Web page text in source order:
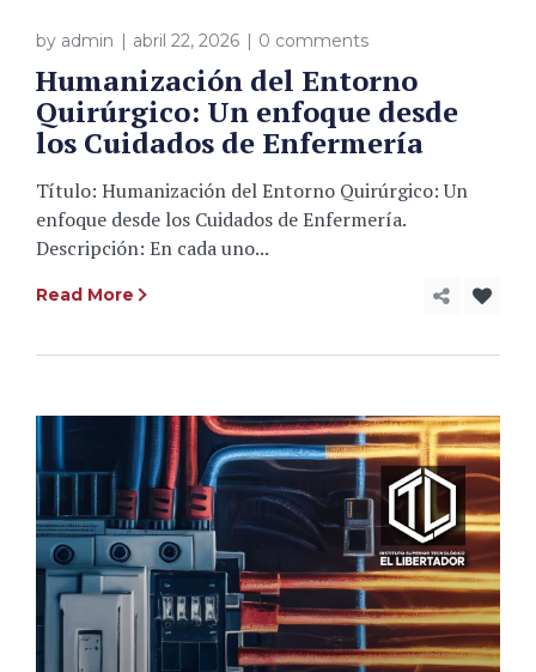
by admin abril 22, 2026 0 comments
Humanización del Entorno
Quirúrgico: Un enfoque desde
los Cuidados de Enfermería
Título: Humanización del Entorno Quirúrgico: Un
enfoque desde los Cuidados de Enfermería.
Descripción: En cada uno...
Read More